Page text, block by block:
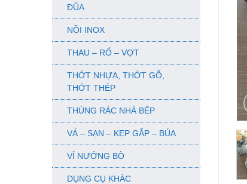
ĐŨA
NỒI INOX
THAU – RỔ – VỢT
THỚT NHỰA, THỚT GỖ,
THỚT THÉP
THÙNG RÁC NHÀ BẾP
VÁ – SẠN – KẸP GẮP – BÚA
VỈ NƯỚNG BÒ
DỤNG CỤ KHÁC